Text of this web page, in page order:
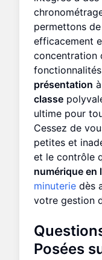
permettons
efficacement
concentration
présentation
classe
ultime pour
Cessez de
petites et
et le contrôle
numérique en
minuterie dès
votre gestion
Posées